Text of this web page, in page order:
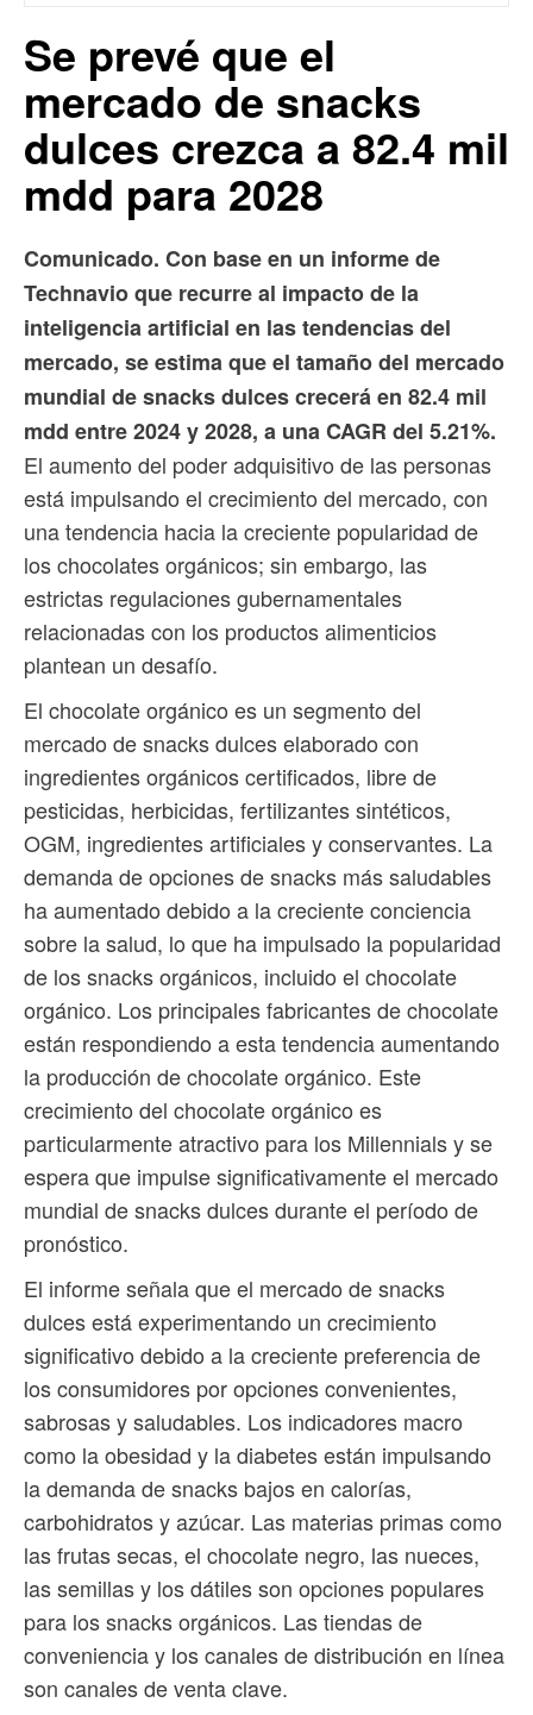
Se prevé que el
mercado de snacks
dulces crezca a 82.4 mil
mdd para 2028
Comunicado. Con base en un informe de
Technavio que recurre al impacto de la
inteligencia artificial en las tendencias del
mercado, se estima que el tamaño del mercado
mundial de snacks dulces crecerá en 82.4 mil
mdd entre 2024 y 2028, a una CAGR del 5.21%.
El aumento del poder adquisitivo de las personas
está impulsando el crecimiento del mercado, con
una tendencia hacia la creciente popularidad de
los chocolates orgánicos; sin embargo, las
estrictas regulaciones gubernamentales
relacionadas con los productos alimenticios
plantean un desafío.
El chocolate orgánico es un segmento del
mercado de snacks dulces elaborado con
ingredientes orgánicos certificados, libre de
pesticidas, herbicidas, fertilizantes sintéticos,
OGM, ingredientes artificiales y conservantes. La
demanda de opciones de snacks más saludables
ha aumentado debido a la creciente conciencia
sobre la salud, lo que ha impulsado la popularidad
de los snacks orgánicos, incluido el chocolate
orgánico. Los principales fabricantes de chocolate
están respondiendo a esta tendencia aumentando
la producción de chocolate orgánico. Este
crecimiento del chocolate orgánico es
particularmente atractivo para los Millennials y se
espera que impulse significativamente el mercado
mundial de snacks dulces durante el período de
pronóstico.
El informe señala que el mercado de snacks
dulces está experimentando un crecimiento
significativo debido a la creciente preferencia de
los consumidores por opciones convenientes,
sabrosas y saludables. Los indicadores macro
como la obesidad y la diabetes están impulsando
la demanda de snacks bajos en calorías,
carbohidratos y azúcar. Las materias primas como
las frutas secas, el chocolate negro, las nueces,
las semillas y los dátiles son opciones populares
para los snacks orgánicos. Las tiendas de
conveniencia y los canales de distribución en línea
son canales de venta clave.